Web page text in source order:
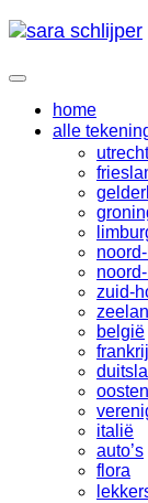
Skip
Expand
home
Current
Page
Parent
alle
utrecht
zuid-
belgië
Page
Parent
italië
auto’s
flora